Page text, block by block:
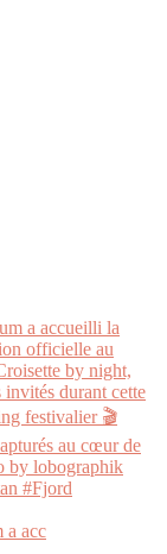
a acc